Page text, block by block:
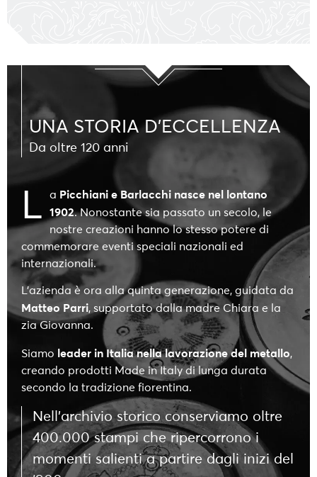
UNA STORIA D'ECCELLENZA
Da oltre 120 anni
L a Picchiani e Barlacchi nasce nel lontano
1902. Nonostante sia passato un secolo, le
nostre creazioni hanno lo stesso potere di
commemorare eventi speciali nazionali ed
internazionali.
L’azienda è ora alla quinta generazione, guidata da
Matteo Parri, supportato dalla madre Chiara e la
zia Giovanna.
Siamo leader in Italia nella lavorazione del metallo,
creando prodotti Made in Italy di lunga durata
secondo la tradizione fiorentina.
Nell’archivio storico conserviamo oltre
400.000 stampi che ripercorrono i
momenti salienti a partire dagli inizi del